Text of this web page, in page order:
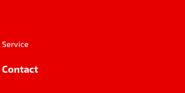
Service
Contact